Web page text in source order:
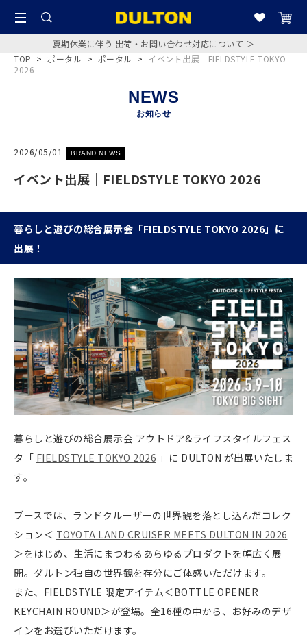
夏期休業に伴う 出荷・お問い合わせ対応について ＞
TOP > ポータル > ポータル > イベント出展｜FIELDSTYLE TOKYO
2026
NEWS
お知らせ
2026/05/01 BRAND NEWS
イベント出展｜FIELDSTYLE TOKYO 2026
暮らしと遊びの総合展示会「FIELDSTYLE TOKYO 2026」に
出展！
暮らしと遊びの総合展示会 アウトドア&ライフスタイルフェス
タ「 FIELDSTYLE TOKYO 2026 」に DULTON が出展いたしま
す。
ブースでは、ランドクルーザーの世界観を落とし込んだコレク
ション＜ TOYOTA LAND CRUISER MEETS DULTON IN 2026
＞をはじめ、生活にまつわるあらゆるプロダクトを幅広く展
開。ダルトン独自の世界観を存分にご体感いただけます。
また、FIELDSTYLE 限定アイテム＜BOTTLE OPENER
KEYCHAIN ROUND＞が登場。全16種の中から、お好みのデザ
インをお選びいただけます。